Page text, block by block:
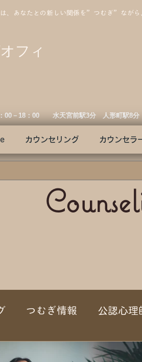
、あなたとの新しい関係を”つむぎ”ながら
フィ
－18：00 水天宮前駅3分 人形町駅8分
カウンセリング カウンセラ
つむぎ情報 公認心理